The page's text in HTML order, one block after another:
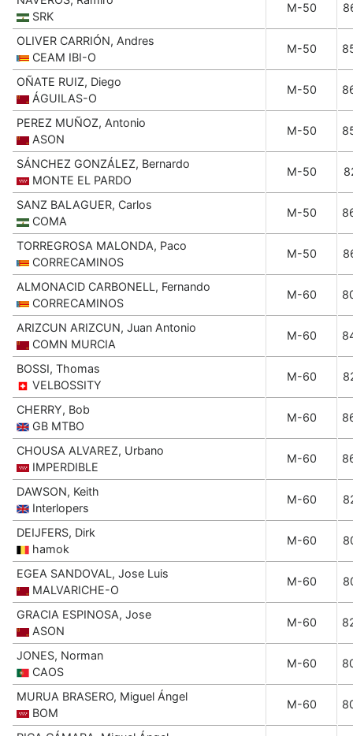
SRK
M-50
OLIVER CARRIÓN, Andres
CEAM IBI-O
M-50
OÑATE RUIZ, Diego
ÁGUILAS-O
M-50
PEREZ MUÑOZ, Antonio
ASON
M-50
SÁNCHEZ GONZÁLEZ, Bernardo
MONTE EL PARDO
M-50
SANZ BALAGUER, Carlos
COMA
M-50
TORREGROSA MALONDA, Paco
CORRECAMINOS
M-50
ALMONACID CARBONELL, Fernando
CORRECAMINOS
M-60
ARIZCUN ARIZCUN, Juan Antonio
COMN MURCIA
M-60
BOSSI, Thomas
VELBOSSITY
M-60
CHERRY, Bob
GB MTBO
M-60
CHOUSA ALVAREZ, Urbano
IMPERDIBLE
M-60
DAWSON, Keith
Interlopers
M-60
DEIJFERS, Dirk
hamok
M-60
EGEA SANDOVAL, Jose Luis
MALVARICHE-O
M-60
GRACIA ESPINOSA, Jose
ASON
M-60
JONES, Norman
CAOS
M-60
MURUA BRASERO, Miguel Ángel
BOM
M-60